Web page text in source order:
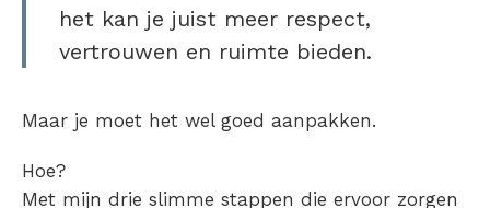
het kan je juist meer respect,
vertrouwen en ruimte bieden.
Maar je moet het wel goed aanpakken.
Hoe?
Met mijn drie slimme stappen die ervoor zorgen